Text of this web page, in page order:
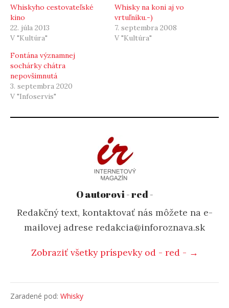
Whiskyho cestovateľské
kino
22. júla 2013
V "Kultúra"
Whisky na koni aj vo
vrtuľníku.-)
7. septembra 2008
V "Kultúra"
Fontána významnej
sochárky chátra
nepovšimnutá
3. septembra 2020
V "Infoservis"
O autorovi - red -
Redakčný text, kontaktovať nás môžete na e-
mailovej adrese redakcia@inforoznava.sk
Zobraziť všetky príspevky od - red - →
Zaradené pod: Whisky